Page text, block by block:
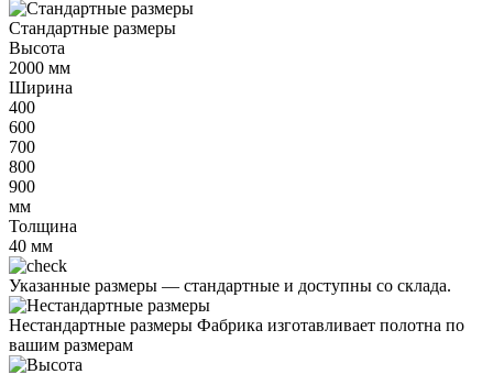
Стандартные размеры
Высота
2000 мм
Ширина
400
600
700
800
900
мм
Толщина
40 мм
Указанные размеры — стандартные и доступны со склада.
Нестандартные размеры Фабрика изготавливает полотна по
вашим размерам